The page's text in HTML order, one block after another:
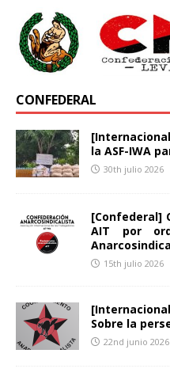
CONFEDERAL
la ASF-IWA
30th julio 2026
[Confederal]
AIT por
15th julio 2026
Sobre la
22nd junio 2026